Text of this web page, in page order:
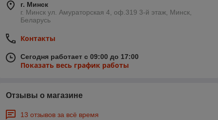
г. Минск
г. Минск ул. Амураторская 4, оф.319 3-й этаж, Минск,
Беларусь
Контакты
Сегодня работает с 09:00 до 17:00
Показать весь график работы
Отзывы о магазине
13 отзывов за всё время